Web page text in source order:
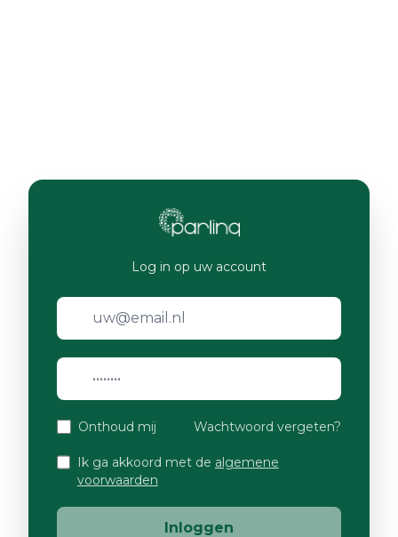
Log in op uw account
Onthoud mij Wachtwoord vergeten?
Ik ga akkoord met de algemene
voorwaarden
Inloggen